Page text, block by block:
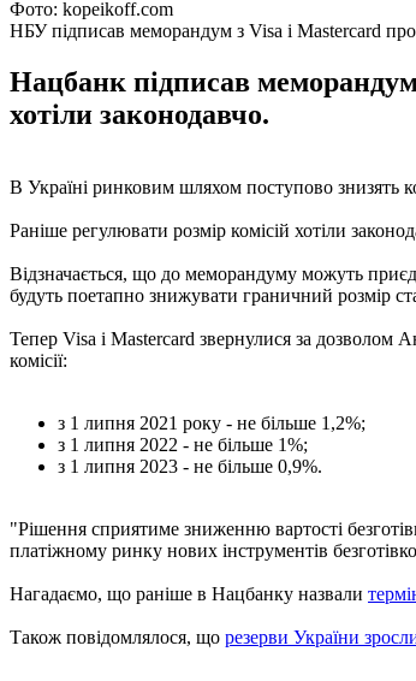
Фото: kopeikoff.com
НБУ підписав меморандум з Visa і Mastercard про
Нацбанк підписав
хотіли законодавчо.
В Україні ринковим шляхом поступово знизять
Раніше регулювати розмір комісій хотіли
Відзначається, що до меморандуму можуть
будуть поетапно знижувати граничний розмір
Тепер Visa і Mastercard звернулися за
комісії:
з 1 липня 2021 року - не більше 1,2%;
з 1 липня 2022 - не більше 1%;
з 1 липня 2023 - не більше 0,9%.
"Рішення сприятиме зниженню вартості
платіжному ринку нових інструментів
Нагадаємо, що раніше в Нацбанку назвали
Також повідомлялося, що резерви України